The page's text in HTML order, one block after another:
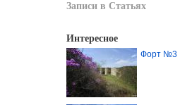
Записи в Статьях
Интересное
Форт №3